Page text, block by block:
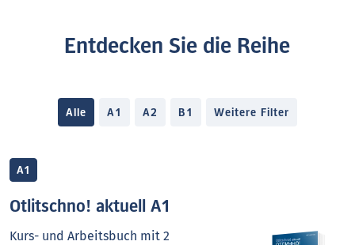
Entdecken Sie die Reihe
Alle A1 A2 B1 Weitere Filter
A1
Otlitschno! aktuell A1
Kurs- und Arbeitsbuch mit 2